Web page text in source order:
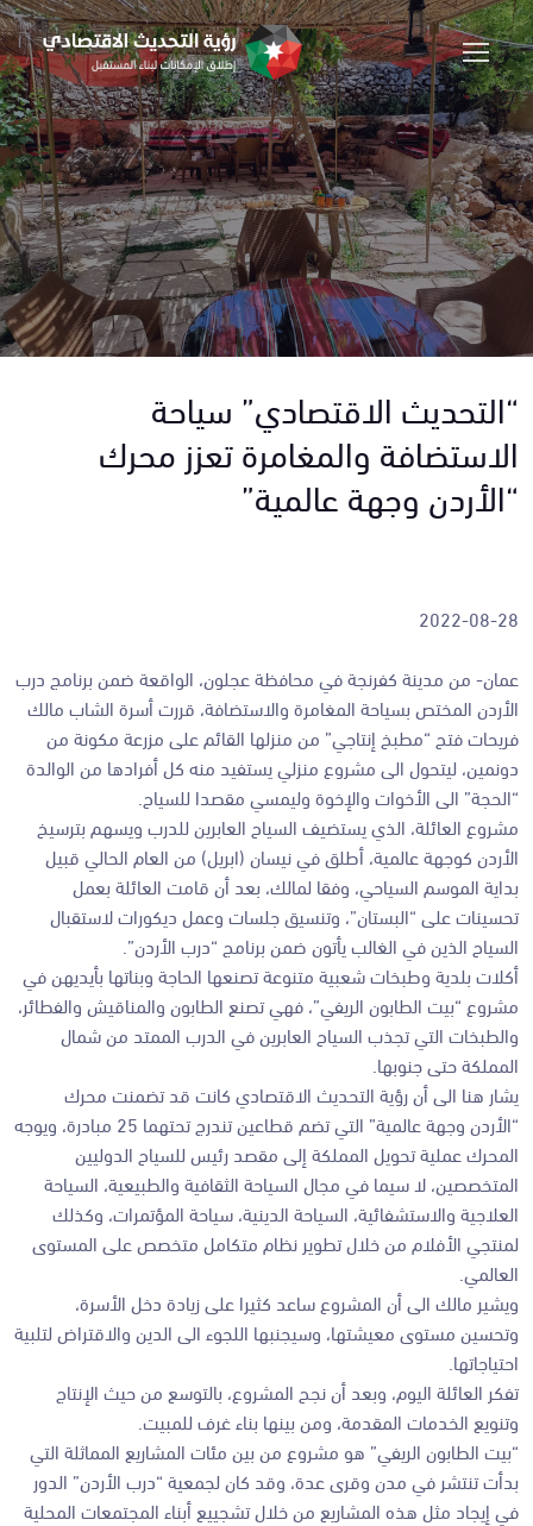
“التحديث الاقتصادي” سياحة
الاستضافة والمغامرة تعزز محرك
“الأردن وجهة عالمية”
2022-08-28
عمان- من مدينة كفرنجة في محافظة عجلون، الواقعة ضمن برنامج درب
الأردن المختص بسياحة المغامرة والاستضافة، قررت أسرة الشاب مالك
فريحات فتح “مطبخ إنتاجي” من منزلها القائم على مزرعة مكونة من
دونمين، ليتحول الى مشروع منزلي يستفيد منه كل أفرادها من الوالدة
“الحجة” الى الأخوات والإخوة وليمسي مقصدا للسياح.
مشروع العائلة، الذي يستضيف السياح العابرين للدرب ويسهم بترسيخ
الأردن كوجهة عالمية، أطلق في نيسان (ابريل) من العام الحالي قبيل
بداية الموسم السياحي، وفقا لمالك، بعد أن قامت العائلة بعمل
تحسينات على “البستان”، وتنسيق جلسات وعمل ديكورات لاستقبال
السياح الذين في الغالب يأتون ضمن برنامج “درب الأردن”.
أكلات بلدية وطبخات شعبية متنوعة تصنعها الحاجة وبناتها بأيديهن في
مشروع “بيت الطابون الريفي”، فهي تصنع الطابون والمناقيش والفطائر،
والطبخات التي تجذب السياح العابرين في الدرب الممتد من شمال
المملكة حتى جنوبها.
يشار هنا الى أن رؤية التحديث الاقتصادي كانت قد تضمنت محرك
“الأردن وجهة عالمية” التي تضم قطاعين تندرج تحتهما 25 مبادرة، ويوجه
المحرك عملية تحويل المملكة إلى مقصد رئيس للسياح الدوليين
المتخصصين، لا سيما في مجال السياحة الثقافية والطبيعية، السياحة
العلاجية والاستشفائية، السياحة الدينية، سياحة المؤتمرات، وكذلك
لمنتجي الأفلام من خلال تطوير نظام متكامل متخصص على المستوى
العالمي.
ويشير مالك الى أن المشروع ساعد كثيرا على زيادة دخل الأسرة،
وتحسين مستوى معيشتها، وسيجنبها اللجوء الى الدين والاقتراض لتلبية
احتياجاتها.
تفكر العائلة اليوم، وبعد أن نجح المشروع، بالتوسع من حيث الإنتاج
وتنويع الخدمات المقدمة، ومن بينها بناء غرف للمبيت.
“بيت الطابون الريفي” هو مشروع من بين مئات المشاريع المماثلة التي
بدأت تنتشر في مدن وقرى عدة، وقد كان لجمعية “درب الأردن” الدور
في إيجاد مثل هذه المشاريع من خلال تشجييع أبناء المجتمعات المحلية